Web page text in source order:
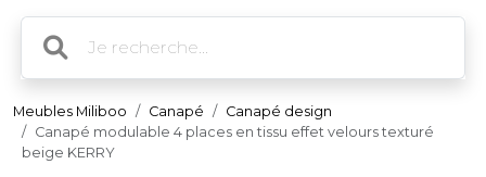
Meubles Miliboo Canapé
Canapé design
Canapé modulable 4 places en tissu effet velours texturé
beige KERRY